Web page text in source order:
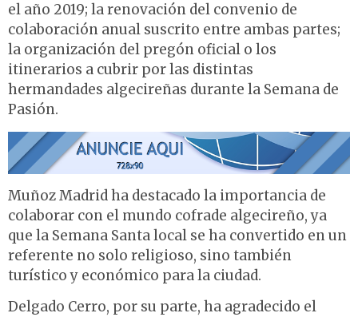
el año 2019; la renovación del convenio de
colaboración anual suscrito entre ambas partes;
la organización del pregón oficial o los
itinerarios a cubrir por las distintas
hermandades algecireñas durante la Semana de
Pasión.
Muñoz Madrid ha destacado la importancia de
colaborar con el mundo cofrade algecireño, ya
que la Semana Santa local se ha convertido en un
referente no solo religioso, sino también
turístico y económico para la ciudad.
Delgado Cerro, por su parte, ha agradecido el